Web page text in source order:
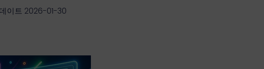
이트 2026-01-30